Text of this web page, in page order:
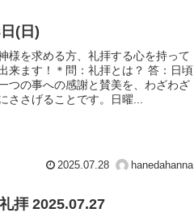
(日)
を求める方、礼拝する心を持って
来ます！＊問：礼拝とは？ 答：日頃
つの事への感謝と賛美を、わざわざ
ささげることです。日曜...
2025.07.28 hanedahanna
拝 2025.07.27